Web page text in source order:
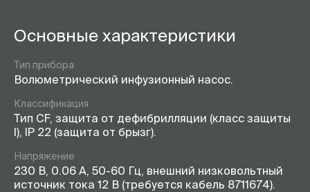
Основные характеристики
Тип прибора
Волюметрический инфузионный насос.
Классификация
Тип CF, защита от дефибрилляции (класс защиты
I), IP 22 (защита от брызг).
Напряжение
230 В, 0.06 А, 50-60 Гц, внешний низковольтный
источник тока 12 В (требуется кабель 8711674).